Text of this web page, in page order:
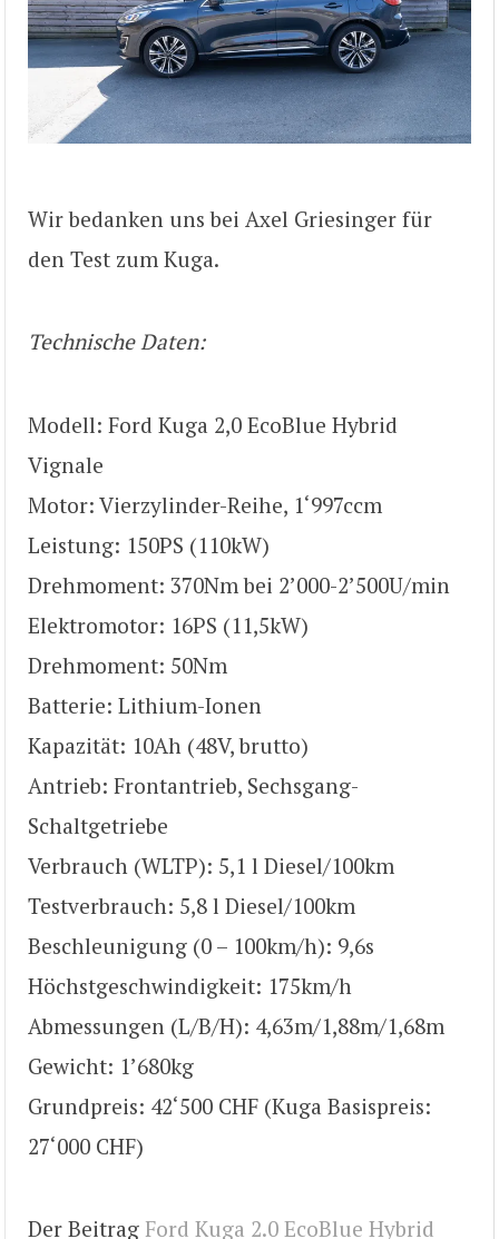
Wir bedanken uns bei Axel Griesinger für
den Test zum Kuga.
Technische Daten:
Modell: Ford Kuga 2,0 EcoBlue Hybrid
Vignale
Motor: Vierzylinder-Reihe, 1‘997ccm
Leistung: 150PS (110kW)
Drehmoment: 370Nm bei 2’000-2’500U/min
Elektromotor: 16PS (11,5kW)
Drehmoment: 50Nm
Batterie: Lithium-Ionen
Kapazität: 10Ah (48V, brutto)
Antrieb: Frontantrieb, Sechsgang-
Schaltgetriebe
Verbrauch (WLTP): 5,1 l Diesel/100km
Testverbrauch: 5,8 l Diesel/100km
Beschleunigung (0 – 100km/h): 9,6s
Höchstgeschwindigkeit: 175km/h
Abmessungen (L/B/H): 4,63m/1,88m/1,68m
Gewicht: 1’680kg
Grundpreis: 42‘500 CHF (Kuga Basispreis:
27‘000 CHF)
Der Beitrag Ford Kuga 2.0 EcoBlue Hybrid